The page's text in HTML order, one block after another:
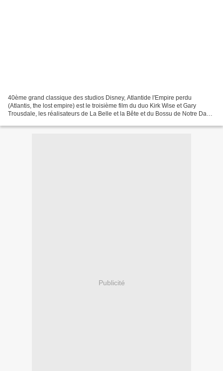
40ème grand classique des studios Disney, Atlantide l'Empire perdu
(Atlantis, the lost empire) est le troisième film du duo Kirk Wise et Gary
Trousdale, les réalisateurs de La Belle et la Bête et du Bossu de Notre Dame
Publicité